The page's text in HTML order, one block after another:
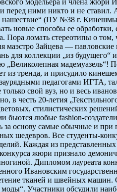
ними никто и не
(ПУ №38 г.
новые способы ее
ломать стереотипы о
Зайцева —
для коллекции „из
мадемуазель“!
тренда, и присудило
педагогами ИГТА,
свой вуз, но и весь
в честь 20-летия
стилистических
бьются любые fashion-
за основу самые обычные и
шедевров. Все студенты-
Каждая из
жюри признало
Дипломом лауреата
Ивановским
тканей и швейных машин.
Участники обсудили